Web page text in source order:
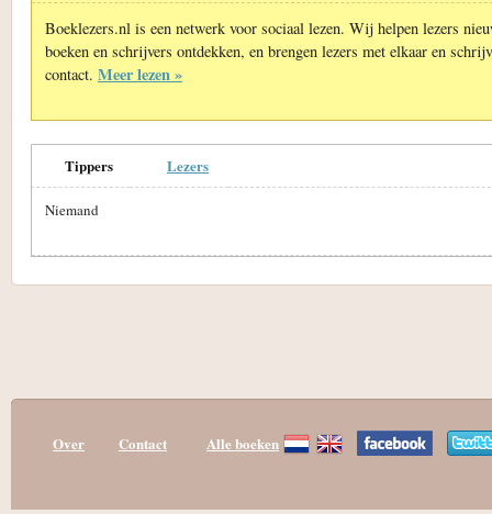
Boeklezers.nl is een netwerk voor sociaal lezen. Wij helpen lezers
boeken en schrijvers ontdekken, en brengen lezers met elkaar en
contact. Meer lezen »
Tippers Lezers
Niemand
Over Contact Alle boeken